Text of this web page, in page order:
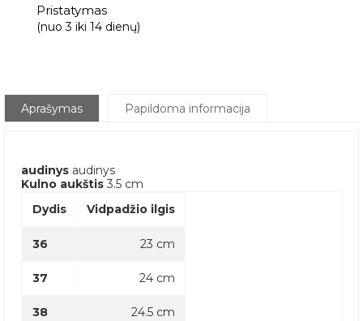
Pristatymas
(nuo 3 iki 14 dienų)
Aprašymas Papildoma informacija
audinys audinys
Kulno aukštis 3.5 cm
Dydis
Vidpadžio ilgis
36 23 cm
37 24 cm
38 24.5 cm